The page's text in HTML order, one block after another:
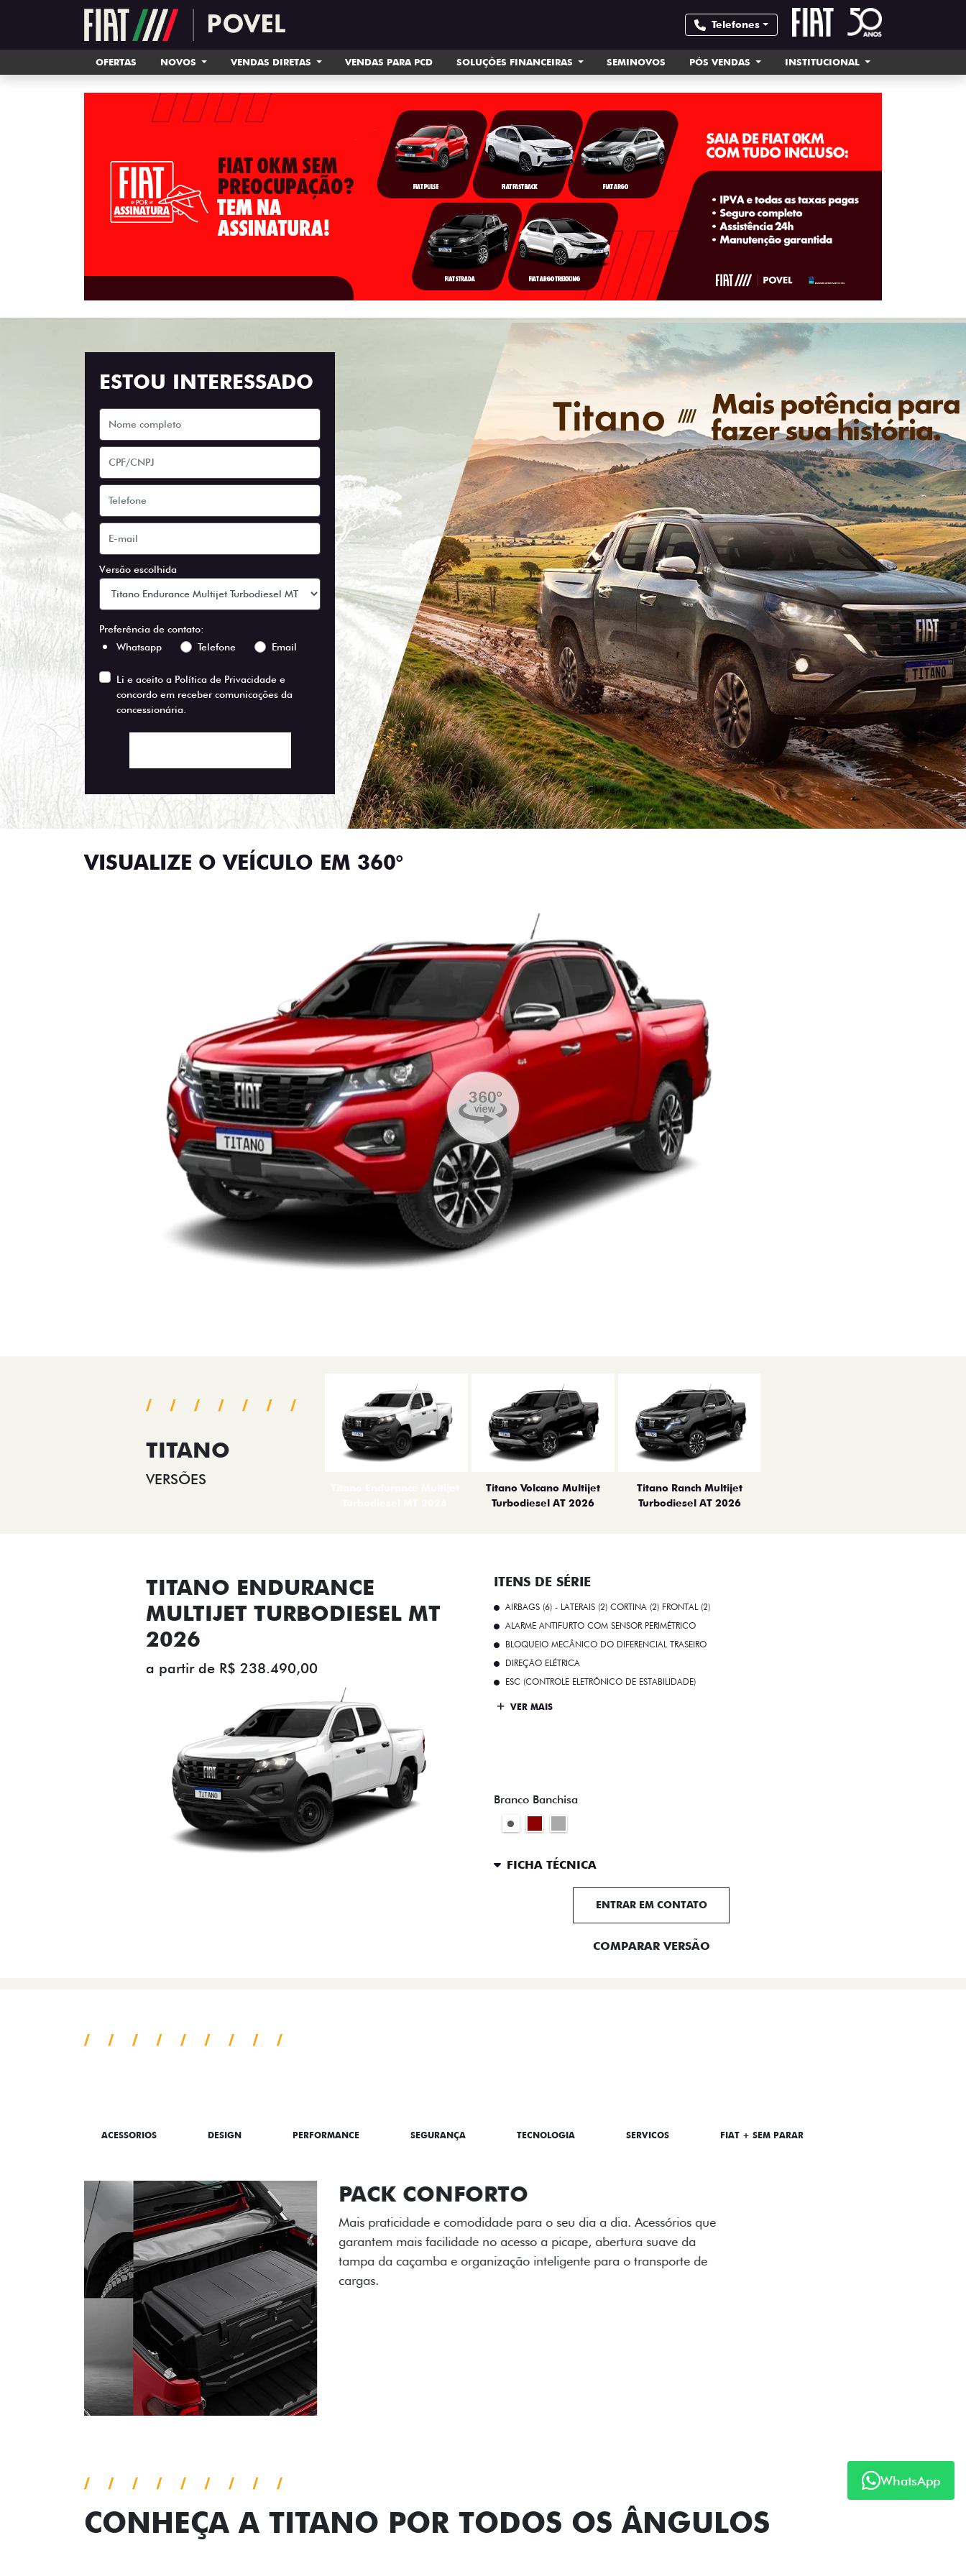
Telefones
OFERTAS NOVOS VENDAS DIRETAS VENDAS PARA PCD SOLUÇÕES FINANCEIRAS SEMINOVOS PÓS VENDAS INSTITUCIONAL
ESTOU INTERESSADO
Versão escolhida
Preferência de contato:
Whatsapp
Telefone Email
Li e aceito a Política de Privacidade e
concordo em receber comunicações da
concessionária.
VISUALIZE O VEÍCULO EM 360°
TITANO
VERSÕES
Titano Volcano Multijet
Turbodiesel AT 2026
Titano Ranch Multijet
Turbodiesel AT 2026
TITANO ENDURANCE
MULTIJET TURBODIESEL MT
2026
a partir de R$ 238.490,00
ITENS DE SÉRIE
AIRBAGS (6) - LATERAIS (2) CORTINA (2) FRONTAL (2)
ALARME ANTIFURTO COM SENSOR PERIMÉTRICO
BLOQUEIO MECÂNICO DO DIFERENCIAL TRASEIRO
DIREÇÃO ELÉTRICA
ESC (CONTROLE ELETRÔNICO DE ESTABILIDADE)
VER MAIS
Branco Banchisa
FICHA TÉCNICA
ENTRAR EM CONTATO
COMPARAR VERSÃO
ACESSORIOS DESIGN PERFORMANCE SEGURANÇA TECNOLOGIA SERVICOS FIAT + SEM PARAR
PACK OFF-ROAD
Prepare sua picape para qualquer desafio. O Pack off-road combina
engate de reboque para até 3,5 toneladas, alargadores de para-
lamas e overbumper, oferecendo mais capacidade de reboque,
CONHEÇA A TITANO POR TODOS OS ÂNGULOS
WhatsApp